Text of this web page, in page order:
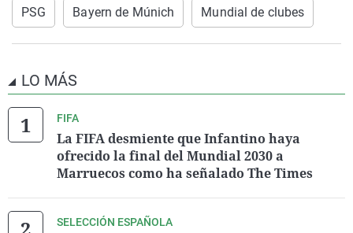
PSG Bayern de Múnich Mundial de clubes
LO MÁS
FIFA
La FIFA desmiente que Infantino haya
ofrecido la final del Mundial 2030 a
Marruecos como ha señalado The Times
SELECCIÓN ESPAÑOLA